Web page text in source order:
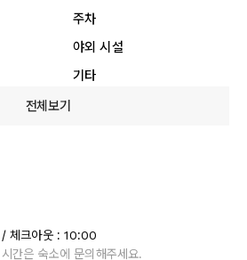
주차
야외 시설
기타
전체보기
체크아웃 : 10:00
간은 숙소에 문의해주세요.